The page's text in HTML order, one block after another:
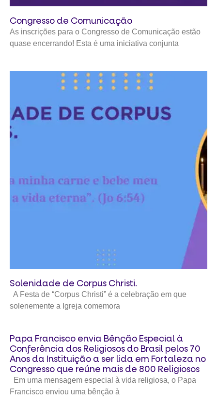
Congresso de Comunicação
As inscrições para o Congresso de Comunicação estão
quase encerrando! Esta é uma iniciativa conjunta
Solenidade de Corpus Christi.
A Festa de “Corpus Christi” é a celebração em que
solenemente a Igreja comemora
Papa Francisco envia Bênção Especial à
Conferência dos Religiosos do Brasil pelos 70
Anos da Instituição a ser lida em Fortaleza no
Congresso que reúne mais de 800 Religiosos
Em uma mensagem especial à vida religiosa, o Papa
Francisco enviou uma bênção à